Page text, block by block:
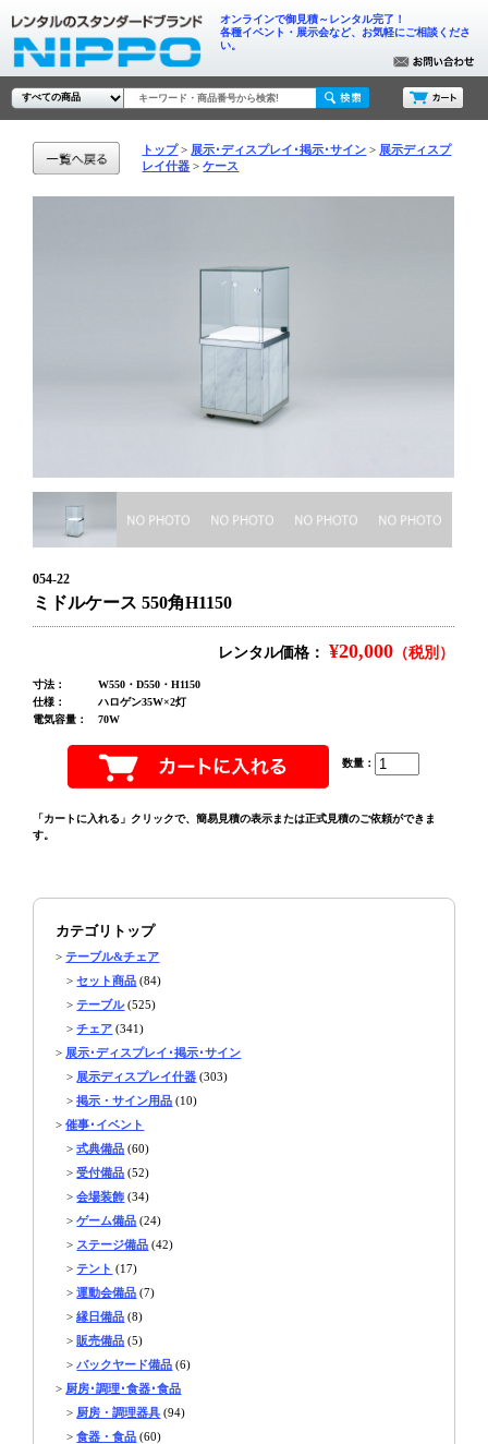
オンラインで御見積～レンタル完了！
各種イベント・展示会など、お気軽にご相談くださ
い。
トップ 展示･ディスプレイ･掲示･サイン
展示ディスプ
レイ什器
ケース
054-22
ミドルケース 550角H1150
レンタル価格： ¥20,000 （税別）
寸法：
W550・D550・H1150
仕様：
ハロゲン35W×2灯
電気容量：
70W
数量：
「カートに入れる」クリックで、簡易見積の表示または正式見積のご依頼ができま
す。
カテゴリトップ
>テーブル&チェア
>セット商品 (84)
>テーブル(525)
>チェア (341)
> 展示･ディスプレイ･掲示･サイン
> 展示ディスプレイ什器 (303)
>掲示・サイン用品 (10)
>催事･イベント
>式典備品 (60)
>受付備品 (52)
>会場装飾 (34)
>ゲーム備品 (24)
> ステージ備品 (42)
>テント (17)
>運動会備品 (7)
>縁日備品 (8)
> 販売備品 (5)
>バックヤード備品 (6)
> 厨房･調理･食器･食品
> 厨房・調理器具 (94)
>食器・食品 (60)